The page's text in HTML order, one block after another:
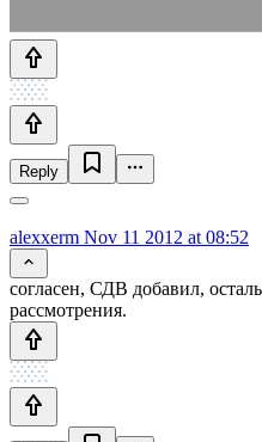
Reply
alexxerm Nov 11 2012 at 08:52
согласен, СДВ добавил,
рассмотрения.